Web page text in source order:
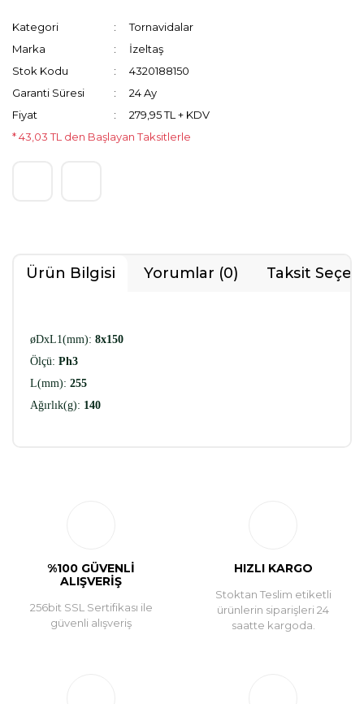
Kategori
Tornavidalar
Marka
İzeltaş
Stok Kodu
4320188150
Garanti Süresi
24 Ay
Fiyat
279,95 TL + KDV
* 43,03 TL den Başlayan Taksitlerle
Ürün Bilgisi Yorumlar (0) Taksit
øDxL1(mm): 8x150
Ölçü: Ph3
L(mm): 255
Ağırlık(g): 140
%100 GÜVENLİ
ALIŞVERİŞ
256bit SSL Sertifikası ile
güvenli alışveriş
HIZLI KARGO
Stoktan Teslim etiketli
ürünlerin siparişleri 24
saatte kargoda.